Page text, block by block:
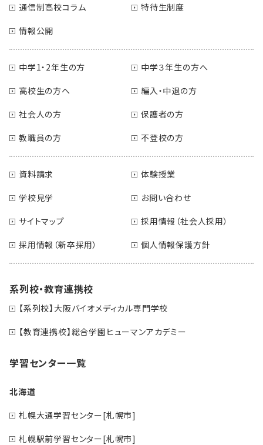
通信制高校コラム
特待生制度
情報公開
中学1・2年生の方
中学３年生の方へ
高校生の方へ
編入・中退の方
社会人の方
保護者の方
教職員の方
不登校の方
資料請求
体験授業
学校見学
お問い合わせ
サイトマップ
採用情報（社会人採用）
採用情報（新卒採用）
個人情報保護方針
系列校・教育連携校
【系列校】大阪バイオメディカル専門学校
【教育連携校】総合学園ヒューマンアカデミー
学習センター一覧
北海道
札幌大通学習センター[札幌市]
札幌駅前学習センター[札幌市]